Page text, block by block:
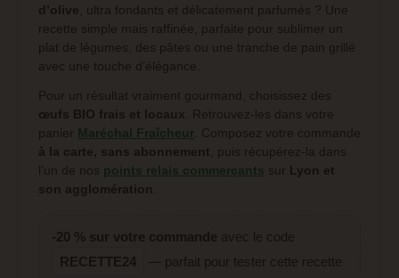
d’olive , ultra fondants et délicatement parfumés ? Une
recette simple mais raffinée, parfaite pour sublimer un
plat de légumes, des pâtes ou une tranche de pain grillé
avec une touche d’élégance.
Pour un résultat vraiment gourmand, choisissez des
œufs BIO frais et locaux . Retrouvez-les dans votre
panier Maréchal Fraîcheur . Composez votre commande
à la carte, sans abonnement , puis récupérez-la dans
l’un de nos points relais commerçants sur Lyon et
son agglomération
-20 % sur votre commande avec le code
RECETTE24
— parfait pour tester cette recette